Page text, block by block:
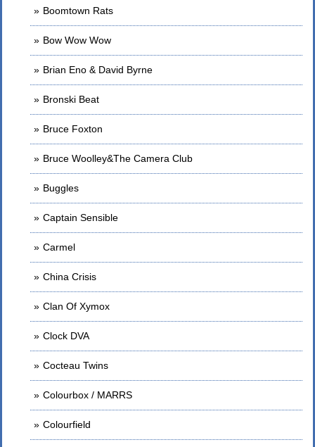
Boomtown Rats
Bow Wow Wow
Brian Eno & David Byrne
Bronski Beat
Bruce Foxton
Bruce Woolley&The Camera Club
Buggles
Captain Sensible
Carmel
China Crisis
Clan Of Xymox
Clock DVA
Cocteau Twins
Colourbox / MARRS
Colourfield